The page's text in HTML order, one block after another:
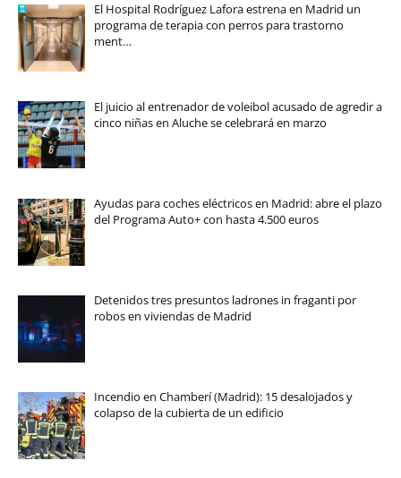
El Hospital Rodríguez Lafora estrena en Madrid un
programa de terapia con perros para trastorno
ment…
El juicio al entrenador de voleibol acusado de agredir a
cinco niñas en Aluche se celebrará en marzo
Ayudas para coches eléctricos en Madrid: abre el plazo
del Programa Auto+ con hasta 4.500 euros
Detenidos tres presuntos ladrones in fraganti por
robos en viviendas de Madrid
Incendio en Chamberí (Madrid): 15 desalojados y
colapso de la cubierta de un edificio